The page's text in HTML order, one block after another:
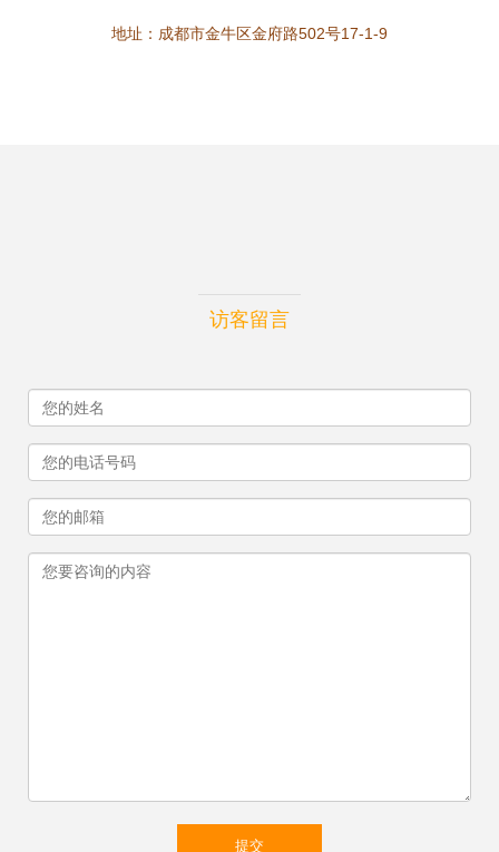
地址：成都市金牛区金府路502号17-1-9
访客留言